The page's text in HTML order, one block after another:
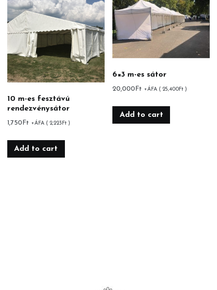
10 m-es fesztávú
rendezvénysátor
1,750 Ft +ÁFA ( 2,223Ft )
Add to cart
6×3 m-es sátor
20,000 Ft +ÁFA ( 25,400Ft )
Add to cart